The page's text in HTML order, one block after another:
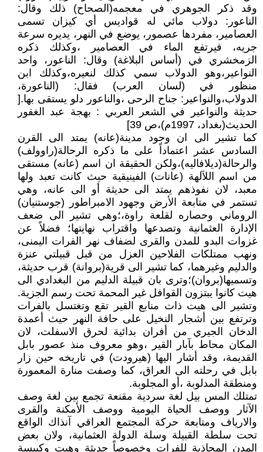
وقد ذكر الجوهري في معجمه(الصحاح) ذلك وقال:
الناعور: دولاب مائي له قواديس أي كيزان تسمى
العصامير، مفردها عصمور، يوضع في النهر، يديره سرعة
جريه، فيرتفع الماء في العصامير ،وكذلك ذكره
الزمخشري في (أساس البلاغة) وقال: الناعور، واحد
النواعير،وهو الدولاب سمي كذلك لنعيره،وكذلك ابن
منظور في (لسان العرب) فقال: (الناعورة،
الدولاب،والنواعير: جناح الرحى ،والناعور دلو يستقى بها.[
حديثة والنواعير في الشعر العربي : بهجة عبد الغفور
الحديث(بغداد، 1997م)،ص 39]
كما تشير الى ان وجود مدينة(عانه) يمتد الى القرن
السادس عشر اعتماداً على ما ذكره الرحالة(راوولف)
والرحالة(ديلافاليه)،ولكن الحقيقة ان اسم (عانه) مستقى
من اسم اللآلهة (عانات) الفينيقية حيث كانت تعبد ولها
معبد، لان نفوذهم يمتد الى حديثة أو الى عانه، وهي
تستمر في متابعة الأرض وجهود الامبراطور (جوستنيان)
الروماني وحصاره لقلعة راوة،؛وهي تشير الى ضعف
الإدارة العثمانية وتصدعها واقتراب نهايتها؛ فضلاً عن
غزوات البدو للمدن والقرى لضفاف نهر الفرات اليمنى،
ونهب ممتلكات الفلاحين العزل من قبل قبيلتي عنزة
والدليم وغيرهما، كما تشير الى قرية(بروانة) قرب حديثة،
وتسميها(بروان)؛وترى بان قبيلة الدليم من البغدادي الى
هيت كانوا يبتزون القوافل غير المحمة تحت رسم الجزية.
وتشير الى هيت ذات منابع القير تقع وتغتسل بالفرات
وترتفع بين أشجار النخيل على حافة النهر حيث أعمدة
الدخان الجيري من أفران بدائية لحرق الاسفلت، لان
المكان محاط بآبار القير ،وهو معروف منذ عصور بابل
القديمة، وقد أشار اليها (هيرودت) في تاريخه حين زار
بابل في رحلته الى العراق، كما وصفت منارة المعمورة
ومنطقة المدلوبة ،أو المجلوبة.
تمتلك المس بيل لغة سردية مقنعة تجمع بين لغة وصف
الآثار ووصف الحياة اليومية ووصف الأمكنة والقرى
والارياف ومتابعة حركة المجتمع العراقي آنذاك الواقع
تحت سلطة القبيلة وسلة الدولة العثمانية، ولان بعض
المدن المحاذية للفرات وخصوصاً حديثة وهيت وكبيسة